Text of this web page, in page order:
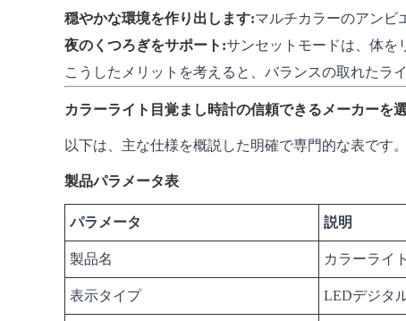
穏やかな環境を作り出します:マルチカラーのアンビ
夜のくつろぎをサポート:サンセットモードは、体を
こうしたメリットを考えると、バランスの取れたラ
カラーライト目覚まし時計の信頼できるメーカーを
以下は、主な仕様を概説した明確で専門的な表です。
製品パラメータ表
パラメータ 説明
製品名 カラーライ
表示タイプ LEDデジタ